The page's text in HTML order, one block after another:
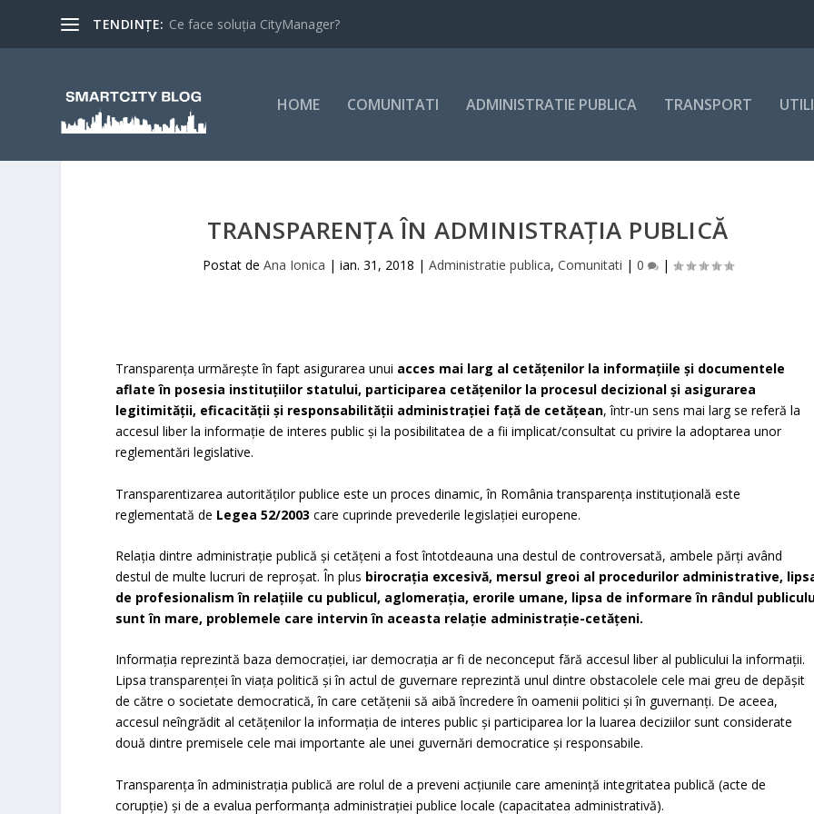
TENDINȚE: Ce face soluția CityManager?
HOME COMUNITATI ADMINISTRATIE PUBLICA TRANSPORT
TRANSPARENȚA ÎN ADMINISTRAȚIA PUBLICĂ
Postat de Ana Ionica | ian. 31, 2018 | Administratie publica, Comunitati | 0 |
Transparenţa urmăreşte în fapt asigurarea unui acces mai larg al cetăţenilor la informaţiile şi documentele
aflate în posesia instituţiilor statului, participarea cetăţenilor la procesul decizional şi asigurarea
legitimității, eficacităţii şi responsabilităţii administraţiei faţă de cetăţean, într-un sens mai larg se referă la
accesul liber la informație de interes public și la posibilitatea de a fii implicat/consultat cu privire la adoptarea unor
reglementări legislative.
Transparentizarea autorităţilor publice este un proces dinamic, în România transparența instituțională este
reglementată de Legea 52/2003 care cuprinde prevederile legislației europene.
Relaţia dintre administraţie publică și cetăţeni a fost întotdeauna una destul de controversată, ambele părți având
destul de multe lucruri de reproşat. În plus birocraţia excesivă, mersul greoi al procedurilor administrative,
de profesionalism în relaţiile cu publicul, aglomeraţia, erorile umane, lipsa de informare în rândul
sunt în mare, problemele care intervin în aceasta relaţie administraţie-cetățeni.
Informaţia reprezintă baza democraţiei, iar democraţia ar fi de neconceput fără accesul liber al publicului la informaţii.
Lipsa transparenţei în viaţa politică şi în actul de guvernare reprezintă unul dintre obstacolele cele mai greu de depăşit
de către o societate democratică, în care cetăţenii să aibă încredere în oamenii politici şi în guvernanţi. De aceea,
accesul neîngrădit al cetăţenilor la informaţia de interes public şi participarea lor la luarea deciziilor sunt considerate
două dintre premisele cele mai importante ale unei guvernări democratice şi responsabile.
Transparenţa în administrația publică are rolul de a preveni acţiunile care ameninţă integritatea publică (acte de
corupţie) şi de a evalua performanţa administraţiei publice locale (capacitatea administrativă).